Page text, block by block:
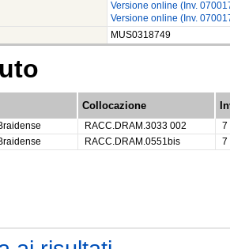
Versione online (Inv.
Versione online (Inv.
MUS0318749
Collocazione
RACC.DRAM.3033 002
RACC.DRAM.0551bis